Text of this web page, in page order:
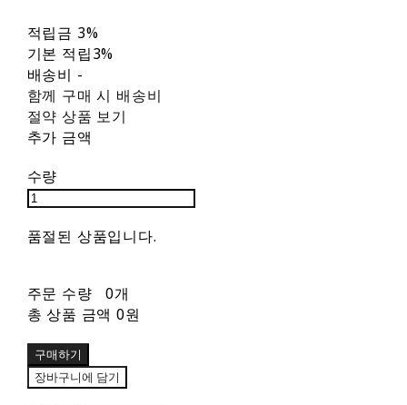
적립금 3%
기본 적립3%
배송비 -
함께 구매 시 배송비
절약 상품 보기
추가 금액
수량
품절된 상품입니다.
주문 수량
0개
총 상품 금액 0원
구매하기
장바구니에 담기